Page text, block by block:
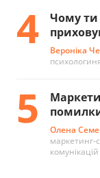
4
Чому ти
Вероніка
5
Олена
маркетинг-
комунікацій